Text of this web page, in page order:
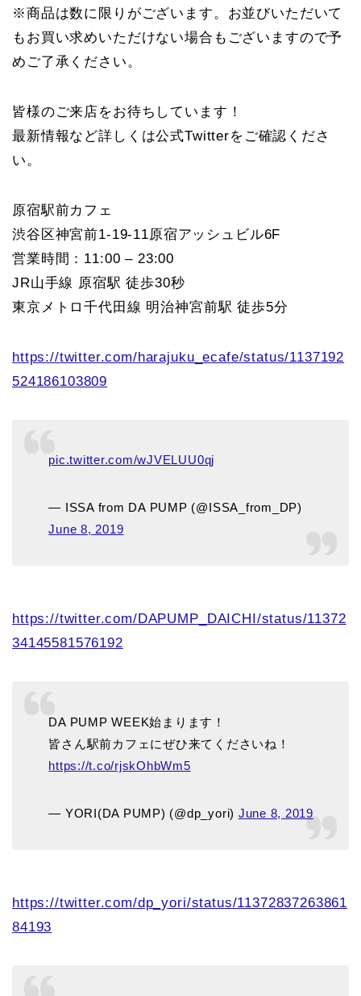
※商品は数に限りがございます。お並びいただいて
もお買い求めいただけない場合もございますので予
めご了承ください。
皆様のご来店をお待ちしています！
最新情報など詳しくは公式Twitterをご確認くださ
い。
原宿駅前カフェ
渋谷区神宮前1-19-11原宿アッシュビル6F
営業時間：11:00 – 23:00
JR山手線 原宿駅 徒歩30秒
東京メトロ千代田線 明治神宮前駅 徒歩5分
https://twitter.com/harajuku_ecafe/status/1137192
524186103809
pic.twitter.com/wJVELUU0qj
— ISSA from DA PUMP (@ISSA_from_DP)
June 8, 2019
https://twitter.com/DAPUMP_DAICHI/status/11372
34145581576192
DA PUMP WEEK始まります！
皆さん駅前カフェにぜひ来てくださいね！
https://t.co/rjskOhbWm5
— YORI(DA PUMP) (@dp_yori) June 8, 2019
https://twitter.com/dp_yori/status/11372837263861
84193